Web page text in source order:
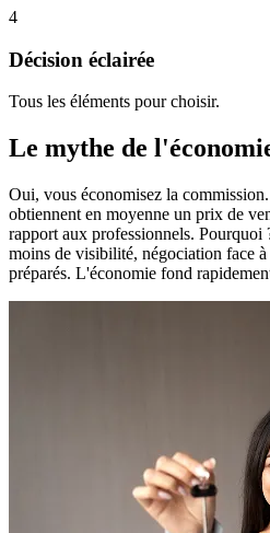
4
Décision éclairée
Tous les éléments pour choisir.
Le mythe de
Oui, vous économisez la
obtiennent en moyenne un prix de
rapport aux professionnels. Pourquoi
moins de visibilité, négociation face
préparés. L'économie fond